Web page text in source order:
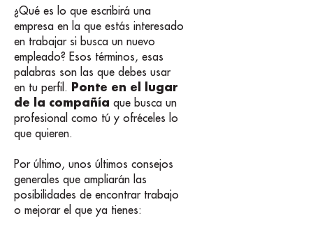
¿Qué es lo que escribirá una
empresa en la que estás interesado
en trabajar si busca un nuevo
empleado? Esos términos, esas
palabras son las que debes usar
en tu perfil. Ponte en el lugar
de la compañía que busca un
profesional como tú y ofréceles lo
que quieren.
Por último, unos últimos consejos
generales que ampliarán las
posibilidades de encontrar trabajo
o mejorar el que ya tienes: